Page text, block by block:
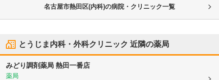
名古屋市熱田区(内科)の病院・クリニック一覧
とうじま内科・外科クリニック 近隣の薬局
みどり調剤薬局 熱田一番店
薬局